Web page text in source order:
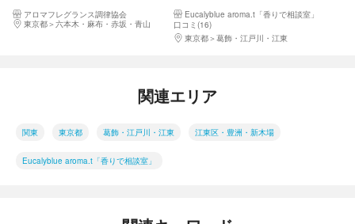
アロマフレグランス調律協会
東京都
六本木・麻布・赤坂・青山
個）＜平日プラン＞
Eucalyblue aroma.t「香りで相談室」
口コミ(16)
東京都
葛飾・江戸川・江東
関連エリア
関東 東京都 葛飾・江戸川・江東 江東区・豊洲・新木場
Eucalyblue aroma.t「香りで相談室」